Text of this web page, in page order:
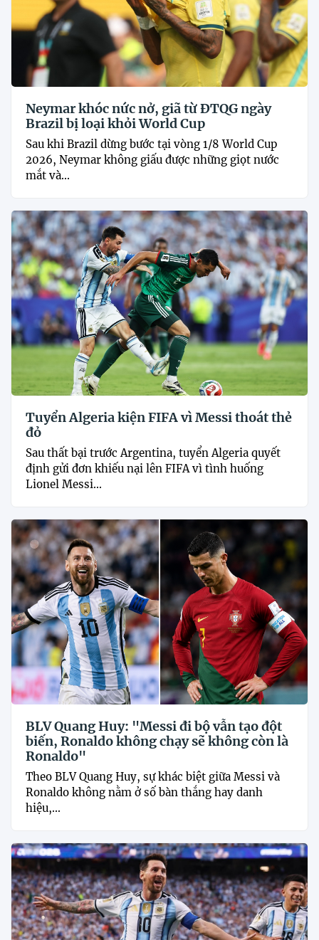
Neymar khóc nức nở, giã từ ĐTQG ngày
Brazil bị loại khỏi World Cup
Sau khi Brazil dừng bước tại vòng 1/8 World Cup
2026, Neymar không giấu được những giọt nước
mắt và...
Tuyển Algeria kiện FIFA vì Messi thoát thẻ
đỏ
Sau thất bại trước Argentina, tuyển Algeria quyết
định gửi đơn khiếu nại lên FIFA vì tình huống
Lionel Messi...
BLV Quang Huy: "Messi đi bộ vẫn tạo đột
biến, Ronaldo không chạy sẽ không còn là
Ronaldo"
Theo BLV Quang Huy, sự khác biệt giữa Messi và
Ronaldo không nằm ở số bàn thắng hay danh
hiệu,...